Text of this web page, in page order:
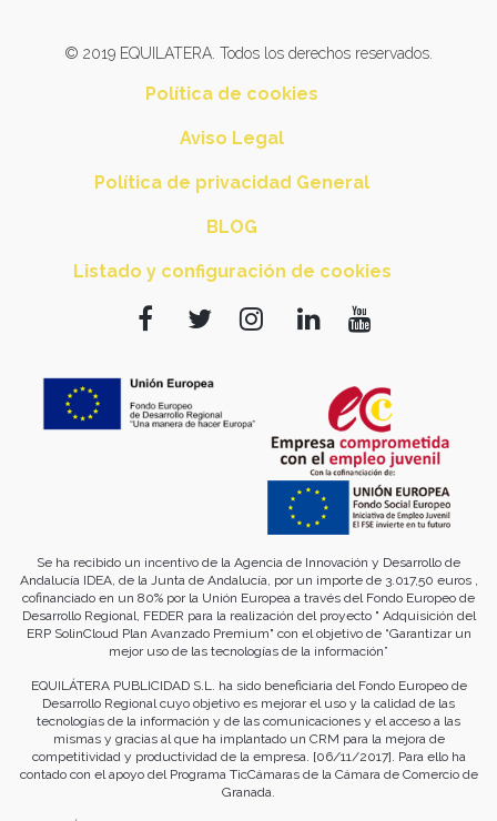
© 2019 EQUILATERA. Todos los derechos reservados.
Política de cookies
Aviso Legal
Política de privacidad General
BLOG
Listado y configuración de cookies
Se ha recibido un incentivo de la Agencia de Innovación y Desarrollo de
Andalucía IDEA, de la Junta de Andalucía, por un importe de 3.017,50 euros ,
cofinanciado en un 80% por la Unión Europea a través del Fondo Europeo de
Desarrollo Regional, FEDER para la realización del proyecto " Adquisición del
ERP SolinCloud Plan Avanzado Premium" con el objetivo de “Garantizar un
mejor uso de las tecnologías de la información”
EQUILÁTERA PUBLICIDAD S.L. ha sido beneficiaria del Fondo Europeo de
Desarrollo Regional cuyo objetivo es mejorar el uso y la calidad de las
tecnologías de la información y de las comunicaciones y el acceso a las
mismas y gracias al que ha implantado un CRM para la mejora de
competitividad y productividad de la empresa. [06/11/2017]. Para ello ha
contado con el apoyo del Programa TicCámaras de la Cámara de Comercio de
Granada.